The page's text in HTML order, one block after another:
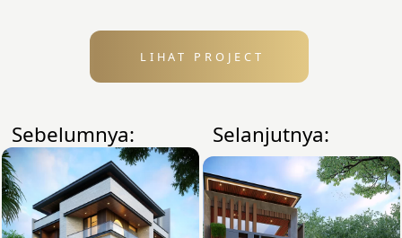
LIHAT PROJECT
Sebelumnya: Selanjutnya: